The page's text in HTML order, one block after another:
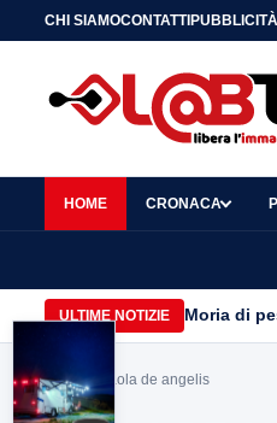
CHI SIAMOCONTATTIPUBBLICITÀ
HOME CRONACA
ULTIME NOTIZIE Moria di
Home> paola de angelis